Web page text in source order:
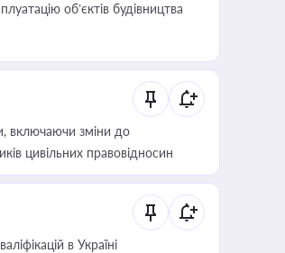
об’єктів будівництва
включаючи зміни до
цивільних правовідносин
в Україні